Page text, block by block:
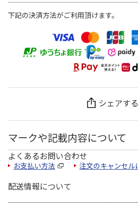
下記の決済方法がご利用頂けます。
シェアする
マークや記載内容について
よくあるお問い合わせ
お支払い方法 注文のキャンセル
配送情報について